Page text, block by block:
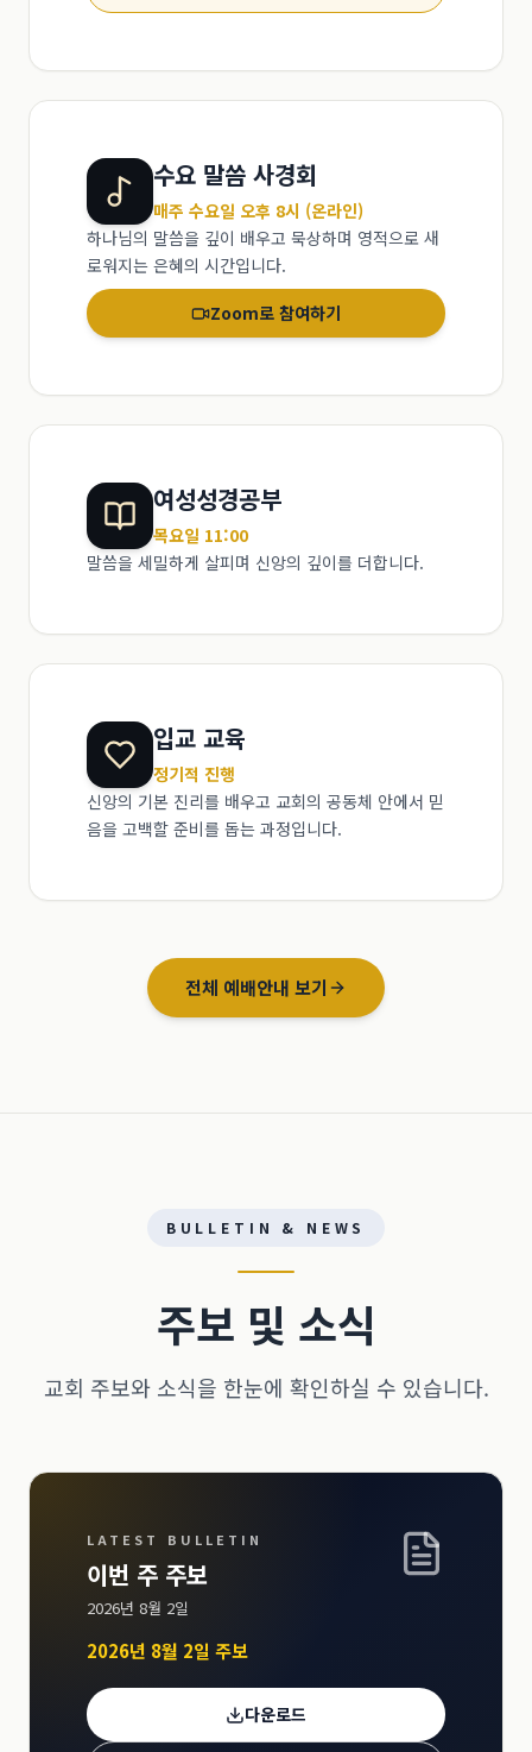
수요 말씀 사경회
매주 수요일 오후 8시 (온라인)
하나님의 말씀을 깊이 배우고 묵상하며 영적으로 새
로워지는 은혜의 시간입니다.
Zoom로 참여하기
여성성경공부
목요일 11:00
말씀을 세밀하게 살피며 신앙의 깊이를 더합니다.
입교 교육
정기적 진행
신앙의 기본 진리를 배우고 교회의 공동체 안에서 믿
음을 고백할 준비를 돕는 과정입니다.
전체 예배안내 보기
BULLETIN & NEWS
주보 및 소식
교회 주보와 소식을 한눈에 확인하실 수 있습니다.
LATEST BULLETIN
이번 주 주보
2026년 8월 2일
2026년 8월 2일 주보
다운로드